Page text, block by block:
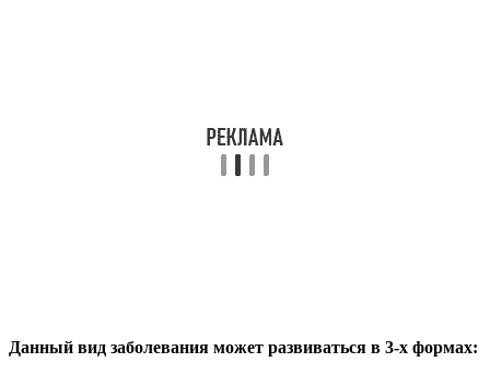
Данный вид заболевания может развиваться в 3-х формах: